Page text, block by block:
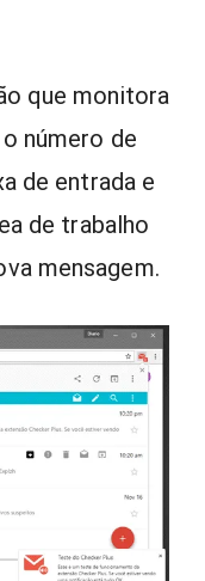
que monitora
número de
de entrada e
de trabalho
mensagem.